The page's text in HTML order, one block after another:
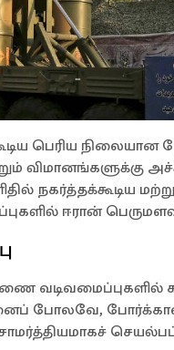
பெரிய நிலையான
விமானங்களுக்கு
நகர்த்தக்கூடிய
ஈரான்
வடிவமைப்புகளில்
போலவே,